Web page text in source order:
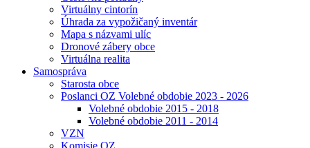
Virtuálny cintorín
Úhrada za vypožičaný inventár
Mapa s názvami ulíc
Dronové zábery obce
Virtuálna realita
Samospráva
Starosta obce
Poslanci OZ Volebné obdobie 2023 - 2026
Volebné obdobie 2015 - 2018
Volebné obdobie 2011 - 2014
VZN
Komisie OZ